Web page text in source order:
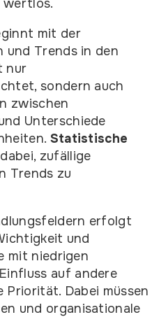
wertlos.
mit der
Trends in den
nur
sondern auch
zwischen
Unterschiede
Statistische
zufällige
Trends zu
erfolgt
und
mit niedrigen
auf andere
Dabei müssen
und organisationale